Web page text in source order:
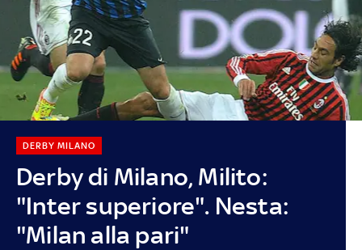
Derby di Milano, Milito:
"Inter superiore". Nesta:
"Milan alla pari"
DERBY MILANO